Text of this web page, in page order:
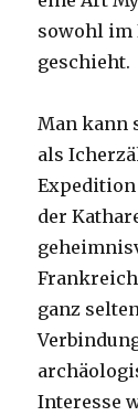
sowohl im
geschieht.
Man kann
als
Expedition
der
ganz
Interesse